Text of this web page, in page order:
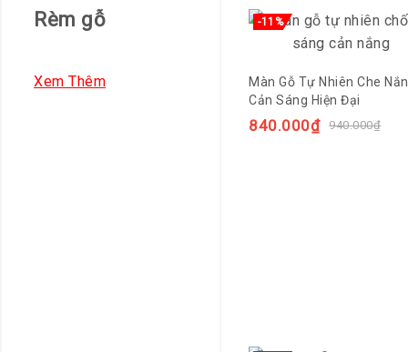
Rèm gỗ
Xem Thêm
-11%
Màn Gỗ Tự Nhiên Che
Cản Sáng Hiện Đại
940.000₫
840.000₫